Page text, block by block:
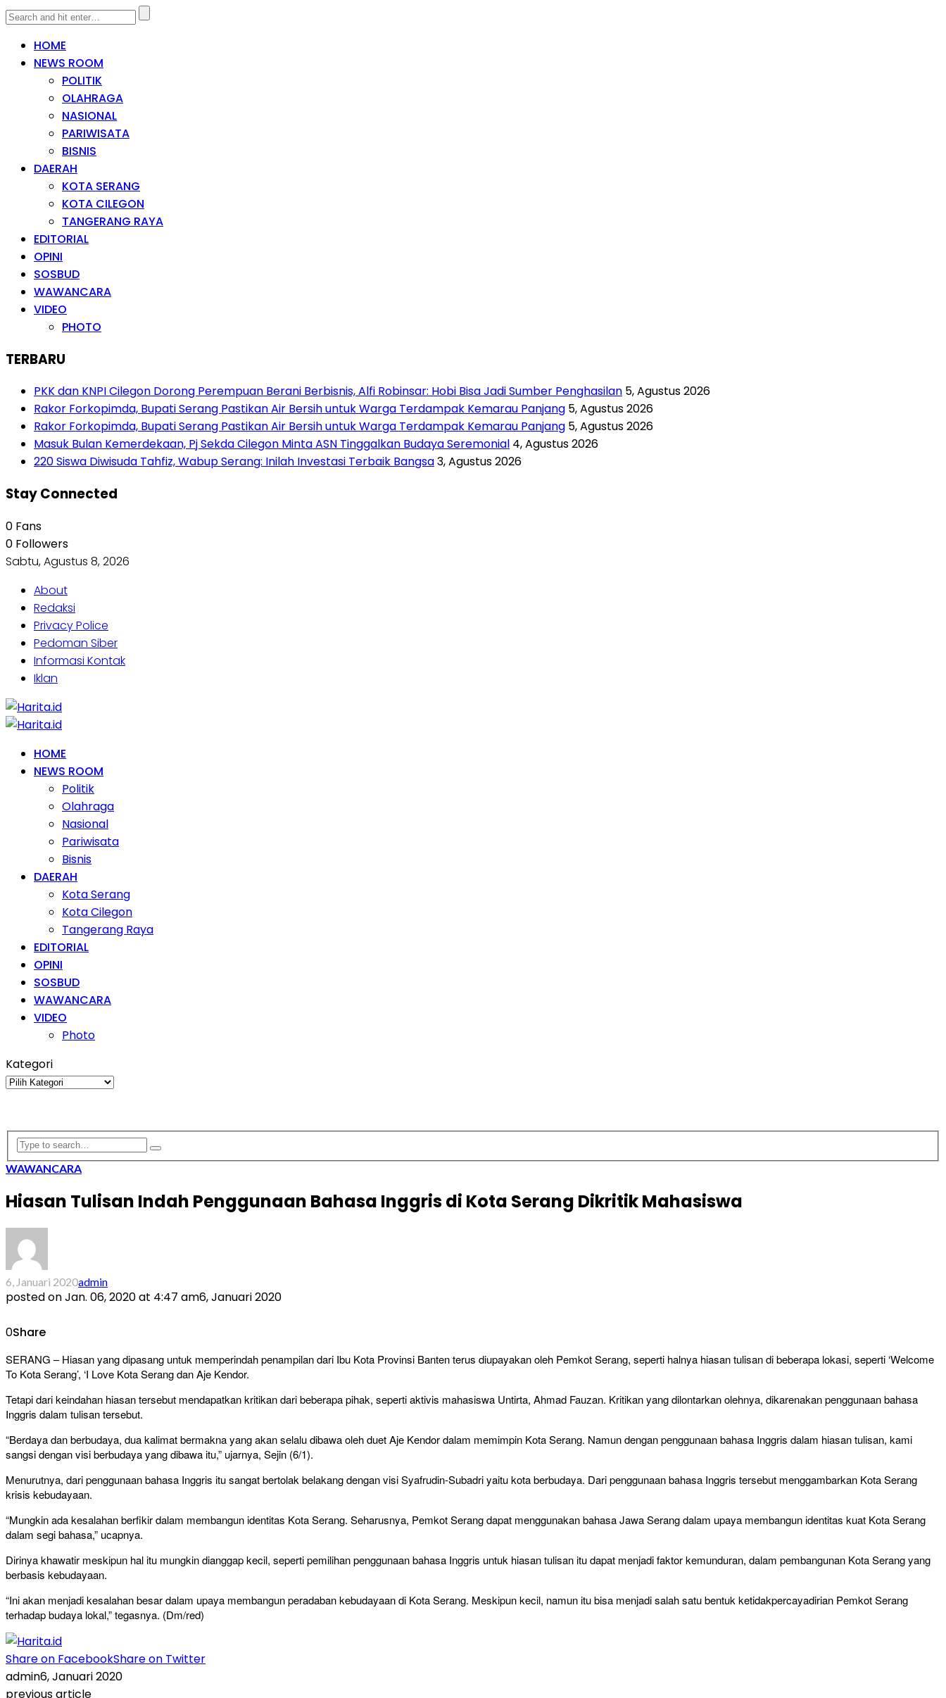
HOME
NEWS ROOM
POLITIK
OLAHRAGA
NASIONAL
PARIWISATA
BISNIS
DAERAH
KOTA SERANG
KOTA CILEGON
TANGERANG RAYA
EDITORIAL
OPINI
SOSBUD
WAWANCARA
VIDEO
PHOTO
TERBARU
PKK dan KNPI Cilegon Dorong Perempuan Berani Berbisnis, Alfi Robinsar: Hobi Bisa Jadi Sumber Penghasilan 5, Agustus 2026
Rakor Forkopimda, Bupati Serang Pastikan Air Bersih untuk Warga Terdampak Kemarau Panjang 5, Agustus 2026
Rakor Forkopimda, Bupati Serang Pastikan Air Bersih untuk Warga Terdampak Kemarau Panjang 5, Agustus 2026
Masuk Bulan Kemerdekaan, Pj Sekda Cilegon Minta ASN Tinggalkan Budaya Seremonial 4, Agustus 2026
220 Siswa Diwisuda Tahfiz, Wabup Serang: Inilah Investasi Terbaik Bangsa3, Agustus 2026
Stay Connected
0 Fans
0 Followers
Sabtu, Agustus 8, 2026
About
Redaksi
Privacy Police
Pedoman Siber
Informasi Kontak
Iklan
HOME
NEWS ROOM
Politik
Olahraga
Nasional
Pariwisata
Bisnis
DAERAH
Kota Serang
Kota Cilegon
Tangerang Raya
EDITORIAL
OPINI
SOSBUD
WAWANCARA
VIDEO
Photo
Kategori
Kategori
WAWANCARA
Hiasan Tulisan Indah Penggunaan Bahasa Inggris di Kota Serang Dikritik Mahasiswa
6, Januari 2020admin
posted onJan. 06, 2020 at 4:47 am6, Januari 2020
0Share
SERANG – Hiasan yang dipasang untuk memperindah penampilan dari Ibu Kota Provinsi Banten terus diupayakan oleh Pemkot Serang, seperti halnya hiasan tulisan di beberapa lokasi, seperti ‘Welcome
To Kota Serang’, ‘I Love Kota Serang dan Aje Kendor.
Tetapi dari keindahan hiasan tersebut mendapatkan kritikan dari beberapa pihak, seperti aktivis mahasiswa Untirta, Ahmad Fauzan. Kritikan yang dilontarkan olehnya, dikarenakan penggunaan bahasa
Inggris dalam tulisan tersebut.
“Berdaya dan berbudaya, dua kalimat bermakna yang akan selalu dibawa oleh duet Aje Kendor dalam memimpin Kota Serang. Namun dengan penggunaan bahasa Inggris dalam hiasan tulisan, kami
sangsi dengan visi berbudaya yang dibawa itu,” ujarnya, Sejin (6/1).
Menurutnya, dari penggunaan bahasa Inggris itu sangat bertolak belakang dengan visi Syafrudin-Subadri yaitu kota berbudaya. Dari penggunaan bahasa Inggris tersebut menggambarkan Kota Serang
krisis kebudayaan.
“Mungkin ada kesalahan berfikir dalam membangun identitas Kota Serang. Seharusnya, Pemkot Serang dapat menggunakan bahasa Jawa Serang dalam upaya membangun identitas kuat Kota Serang
dalam segi bahasa,” ucapnya.
Dirinya khawatir meskipun hal itu mungkin dianggap kecil, seperti pemilihan penggunaan bahasa Inggris untuk hiasan tulisan itu dapat menjadi faktor kemunduran, dalam pembangunan Kota Serang yang
berbasis kebudayaan.
“Ini akan menjadi kesalahan besar dalam upaya membangun peradaban kebudayaan di Kota Serang. Meskipun kecil, namun itu bisa menjadi salah satu bentuk ketidakpercayadirian Pemkot Serang
terhadap budaya lokal,” tegasnya. (Dm/red)
Share on FacebookShare on Twitter
admin6, Januari 2020
previous article